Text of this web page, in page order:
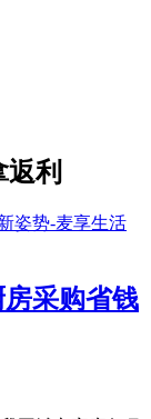
利
采购省钱